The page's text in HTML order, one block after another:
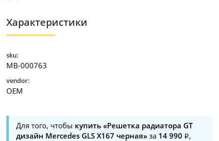
Характеристики
sku:
MB-000763
vendor:
OEM
Для того, чтобы купить «Решетка радиатора GT
дизайн Mercedes GLS X167 черная» за 14 990
,